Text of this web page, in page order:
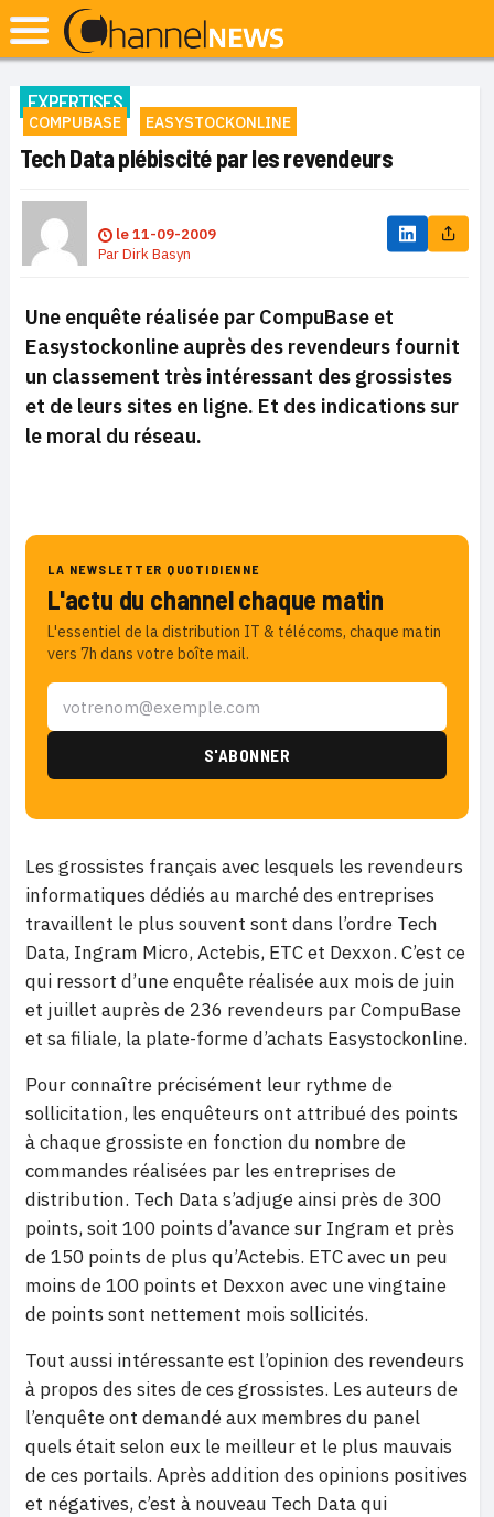
EXPERTISES
COMPUBASE EASYSTOCKONLINE
Tech Data plébiscité par les revendeurs
le11-09-2009
ParDirk Basyn
Une enquête réalisée par CompuBase et
Easystockonline auprès des revendeurs fournit
un classement très intéressant des grossistes
et de leurs sites en ligne. Et des indications sur
le moral du réseau.
LA NEWSLETTER QUOTIDIENNE
L'actu du channel chaque matin
L'essentiel de la distribution IT & télécoms, chaque matin
vers 7h dans votre boîte mail.
Les grossistes français avec lesquels les revendeurs
informatiques dédiés au marché des entreprises
travaillent le plus souvent sont dans l’ordre Tech
Data, Ingram Micro, Actebis, ETC et Dexxon. C’est ce
qui ressort d’une enquête réalisée aux mois de juin
et juillet auprès de 236 revendeurs par CompuBase
et sa filiale, la plate-forme d’achats Easystockonline.
Pour connaître précisément leur rythme de
sollicitation, les enquêteurs ont attribué des points
à chaque grossiste en fonction du nombre de
commandes réalisées par les entreprises de
distribution. Tech Data s’adjuge ainsi près de 300
points, soit 100 points d’avance sur Ingram et près
de 150 points de plus qu’Actebis. ETC avec un peu
moins de 100 points et Dexxon avec une vingtaine
de points sont nettement mois sollicités.
Tout aussi intéressante est l’opinion des revendeurs
à propos des sites de ces grossistes. Les auteurs de
l’enquête ont demandé aux membres du panel
quels était selon eux le meilleur et le plus mauvais
de ces portails. Après addition des opinions positives
et négatives, c’est à nouveau Tech Data qui